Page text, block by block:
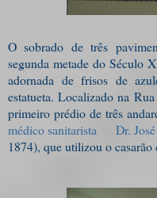
O sobrado de três
segunda metade do Século
adornada de frisos de
estatueta. Localizado na
primeiro prédio de três
médico sanitarista
Dr.
1874), que utilizou o